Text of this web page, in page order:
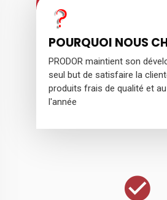
POURQUOI NOUS
PRODOR maintient son
seul but de satisfaire la
produits frais de qualité et
l'année